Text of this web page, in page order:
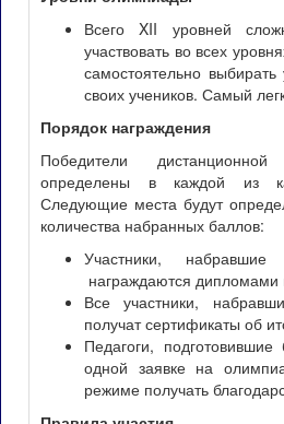
Всего XII уровней
участвовать во всех
самостоятельно
своих учеников. Самый
Порядок награждения
Победители
определены в каждой из
Следующие места будут
количества набранных баллов:
Участники,
награждаются дипломами
Все участники,
получат сертификаты об
Педагоги,
одной заявке на
режиме получать